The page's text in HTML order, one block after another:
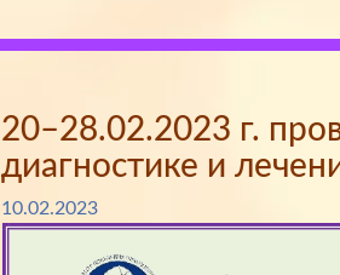
20–28.02.2023 г.
диагностике и
10.02.2023